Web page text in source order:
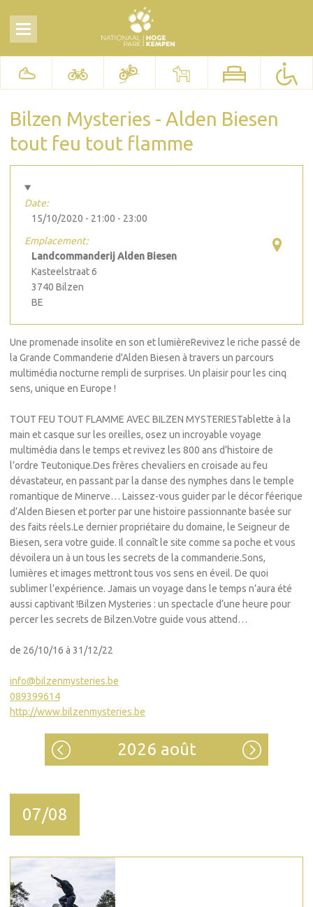
Bilzen Mysteries - Alden Biesen
tout feu tout flamme
Date:
15/10/2020 - 21:00 - 23:00
Emplacement:
Landcommanderij Alden Biesen
Kasteelstraat 6
3740 Bilzen
BE
Une promenade insolite en son et lumièreRevivez le riche passé de
la Grande Commanderie d'Alden Biesen à travers un parcours
multimédia nocturne rempli de surprises. Un plaisir pour les cinq
sens, unique en Europe !
TOUT FEU TOUT FLAMME AVEC BILZEN MYSTERIESTablette à la
main et casque sur les oreilles, osez un incroyable voyage
multimédia dans le temps et revivez les 800 ans d’histoire de
l’ordre Teutonique.Des frères chevaliers en croisade au feu
dévastateur, en passant par la danse des nymphes dans le temple
romantique de Minerve… Laissez-vous guider par le décor féerique
d’Alden Biesen et porter par une histoire passionnante basée sur
des faits réels.Le dernier propriétaire du domaine, le Seigneur de
Biesen, sera votre guide. Il connaît le site comme sa poche et vous
dévoilera un à un tous les secrets de la commanderie.Sons,
lumières et images mettront tous vos sens en éveil. De quoi
sublimer l’expérience. Jamais un voyage dans le temps n’aura été
aussi captivant !Bilzen Mysteries : un spectacle d’une heure pour
percer les secrets de Bilzen.Votre guide vous attend…
de 26/10/16 à 31/12/22
info@bilzenmysteries.be
089399614
http://www.bilzenmysteries.be
2026 août
07/08